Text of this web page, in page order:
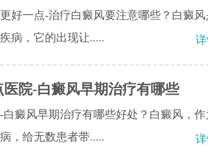
好一点-治疗白癜风要注意哪些？白癜风
病，它的出现让.....
院-白癜风早期治疗有哪些
癜风早期治疗有哪些好处？白癜风，作
，给无数患者带.....